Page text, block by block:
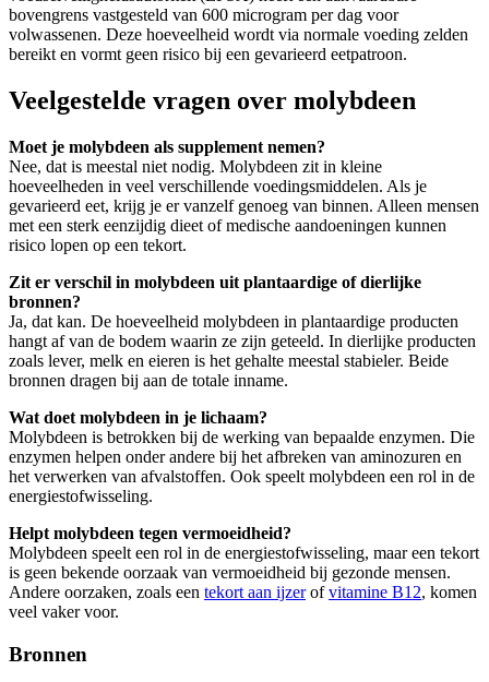
bovengrens vastgesteld van 600 microgram per dag voor
volwassenen. Deze hoeveelheid wordt via normale voeding zelden
bereikt en vormt geen risico bij een gevarieerd eetpatroon.
Veelgestelde vragen over molybdeen
Moet je molybdeen als supplement nemen?
Nee, dat is meestal niet nodig. Molybdeen zit in kleine
hoeveelheden in veel verschillende voedingsmiddelen. Als je
gevarieerd eet, krijg je er vanzelf genoeg van binnen. Alleen mensen
met een sterk eenzijdig dieet of medische aandoeningen kunnen
risico lopen op een tekort.
Zit er verschil in molybdeen uit plantaardige of dierlijke
bronnen?
Ja, dat kan. De hoeveelheid molybdeen in plantaardige producten
hangt af van de bodem waarin ze zijn geteeld. In dierlijke producten
zoals lever, melk en eieren is het gehalte meestal stabieler. Beide
bronnen dragen bij aan de totale inname.
Wat doet molybdeen in je lichaam?
Molybdeen is betrokken bij de werking van bepaalde enzymen. Die
enzymen helpen onder andere bij het afbreken van aminozuren en
het verwerken van afvalstoffen. Ook speelt molybdeen een rol in de
energiestofwisseling.
Helpt molybdeen tegen vermoeidheid?
Molybdeen speelt een rol in de energiestofwisseling, maar een tekort
is geen bekende oorzaak van vermoeidheid bij gezonde mensen.
Andere oorzaken, zoals een tekort aan ijzerofvitamine B12, komen
veel vaker voor.
Bronnen